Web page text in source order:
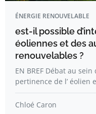
ÉNERGIE RENOUVELABLE
est-il possible
éoliennes et des
renouvelables ?
EN BREF Débat au
pertinence de l’ éolien
Chloé Caron